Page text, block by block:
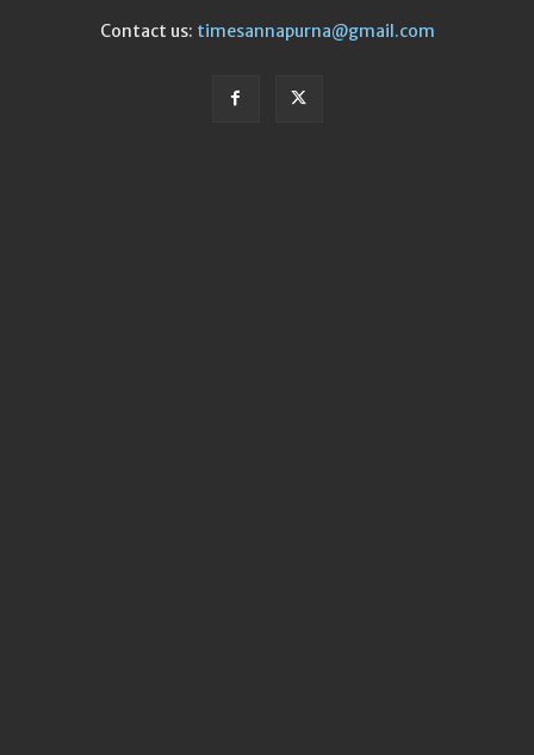
Contact us: timesannapurna@gmail.com